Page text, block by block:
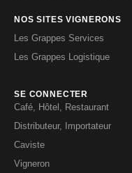
NOS SITES VIGNERONS
Les Grappes Services
Les Grappes Logistique
SE CONNECTER
Café, Hôtel, Restaurant
Distributeur, Importateur
Caviste
Vigneron